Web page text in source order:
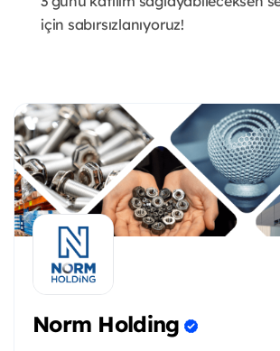
için sabırsızlanıyoruz!
Norm Holding